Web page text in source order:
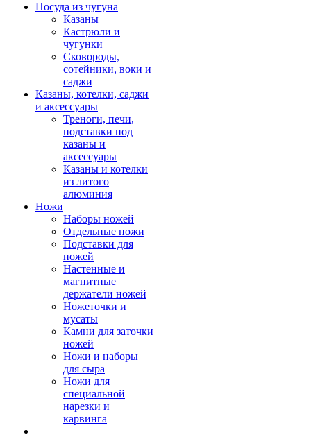
Посуда из чугуна
Казаны
Кастрюли и
чугунки
Сковороды,
сотейники, воки и
саджи
Казаны, котелки, саджи
и аксессуары
Треноги, печи,
подставки под
казаны и
аксессуары
Казаны и котелки
из литого
алюминия
Ножи
Наборы ножей
Отдельные ножи
Подставки для
ножей
Настенные и
магнитные
держатели ножей
Ножеточки и
мусаты
Камни для заточки
ножей
Ножи и наборы
для сыра
Ножи для
специальной
нарезки и
карвинга